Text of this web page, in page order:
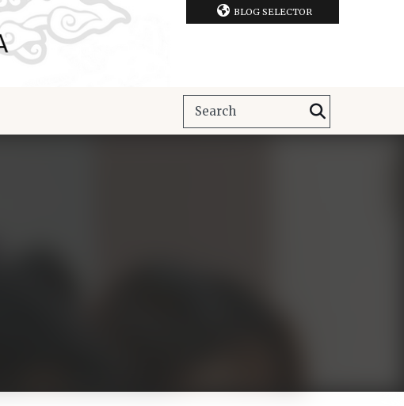
BLOG SELECTOR